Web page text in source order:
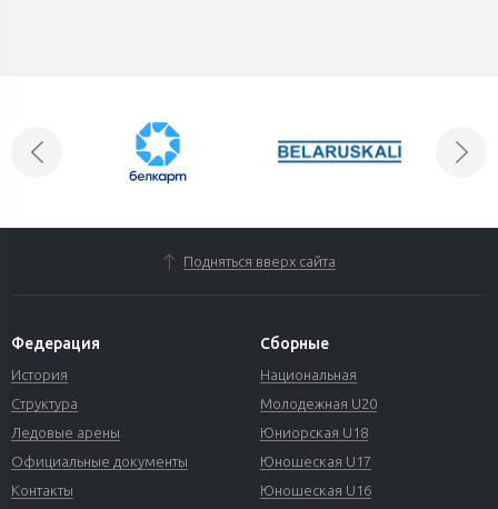
Подняться вверх сайта
Федерация
История
Структура
Ледовые арены
Официальные документы
Контакты
Сборные
Национальная
Молодежная U20
Юниорская U18
Юношеская U17
Юношеская U16